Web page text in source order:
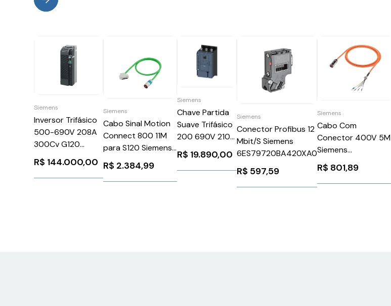
Siemens
Inversor Trifásico
500-690V 208A
300Cv G120
Siemens
6SL32101PH321CL0
R$ 144.000,00
Siemens
Cabo Sinal Motion
Connect 800 11M
para S120 Siemens
6FX80022CA311BB0
R$ 2.384,99
Siemens
Chave Partida
Suave Trifásico
200 690V 210A
110 220V
3RW55436HA16
Siemens
R$ 19.890,00
Siemens
Conector Profibus 12
Mbit/S Siemens
6ES79720BA420XA0
R$ 597,59
Siemens
Cabo Com
Conector 400V 5M
Siemens
6FX30025CL021AF0
R$ 801,89